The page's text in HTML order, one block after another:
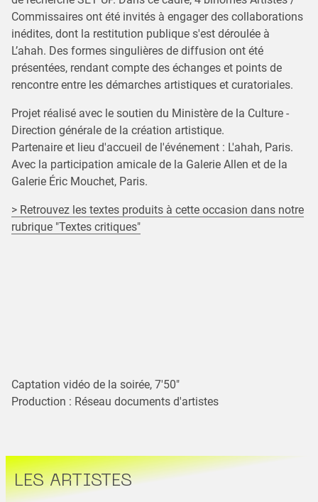
Commissaires ont été invités à engager des collaborations
inédites, dont la restitution publique s'est déroulée à
L’ahah. Des formes singulières de diffusion ont été
présentées, rendant compte des échanges et points de
rencontre entre les démarches artistiques et curatoriales.
Projet réalisé avec le soutien du Ministère de la Culture -
Direction générale de la création artistique.
Partenaire et lieu d'accueil de l'événement : L'ahah, Paris.
Avec la participation amicale de la Galerie Allen et de la
Galerie Éric Mouchet, Paris.
> Retrouvez les textes produits à cette occasion dans notre
rubrique "Textes critiques"
Captation vidéo de la soirée, 7'50"
Production : Réseau documents d'artistes
LES ARTISTES